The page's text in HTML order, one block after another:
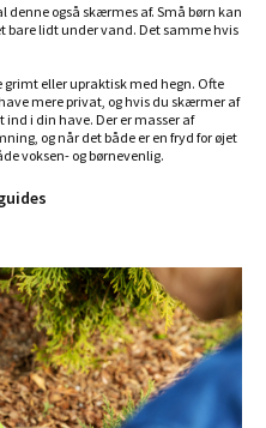
denne også skærmes af. Små børn kan
bare lidt under vand. Det samme hvis
eller upraktisk med hegn. Ofte
mere privat, og hvis du skærmer af
i din have. Der er masser af
og når det både er en fryd for øjet
voksen- og børnevenlig.